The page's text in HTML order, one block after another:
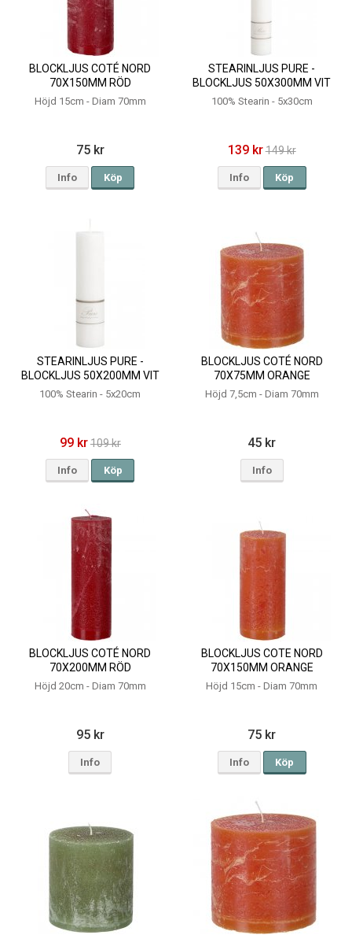
BLOCKLJUS COTÉ NORD
70X150MM RÖD
Höjd 15cm - Diam 70mm
75 kr
Info Köp
STEARINLJUS PURE -
BLOCKLJUS 50X300MM VIT
100% Stearin - 5x30cm
139 kr149 kr
Info Köp
STEARINLJUS PURE -
BLOCKLJUS 50X200MM VIT
100% Stearin - 5x20cm
99 kr109 kr
Info Köp
BLOCKLJUS COTÉ NORD
70X75MM ORANGE
Höjd 7,5cm - Diam 70mm
45 kr
Info
BLOCKLJUS COTÉ NORD
70X200MM RÖD
Höjd 20cm - Diam 70mm
95 kr
Info
BLOCKLJUS COTE NORD
70X150MM ORANGE
Höjd 15cm - Diam 70mm
75 kr
Info Köp